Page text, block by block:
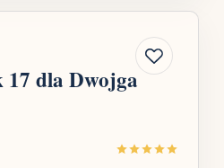
17 dla Dwojga